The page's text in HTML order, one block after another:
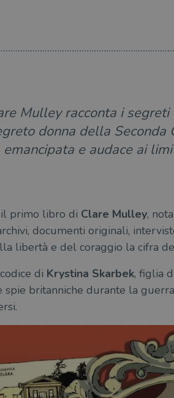
Mulley racconta i
donna della Seconda
e audace ai
primo libro di Clare Mulley,
documenti originali,
libertà e del coraggio la cifra
di Krystina Skarbek, figlia
britanniche durante la